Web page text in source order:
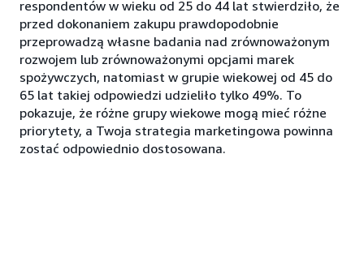
respondentów w wieku od 25 do 44 lat stwierdziło, że
przed dokonaniem zakupu prawdopodobnie
przeprowadzą własne badania nad zrównoważonym
rozwojem lub zrównoważonymi opcjami marek
spożywczych, natomiast w grupie wiekowej od 45 do
65 lat takiej odpowiedzi udzieliło tylko 49%. To
pokazuje, że różne grupy wiekowe mogą mieć różne
priorytety, a Twoja strategia marketingowa powinna
zostać odpowiednio dostosowana.